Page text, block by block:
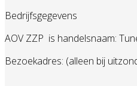
Bedrijfsgegevens
AOV ZZP is handelsnaam:
Bezoekadres: (alleen bij